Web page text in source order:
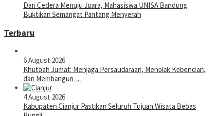
Dari Cedera Menuju Juara, Mahasiswa UNISA Bandung
Buktikan Semangat Pantang Menyerah
Terbaru
6 August 2026
Khutbah Jumat: Menjaga Persaudaraan, Menolak Kebencian,
dan Membangun …
4 August 2026
Kabupaten Cianjur Pastikan Seluruh Tujuan Wisata Bebas